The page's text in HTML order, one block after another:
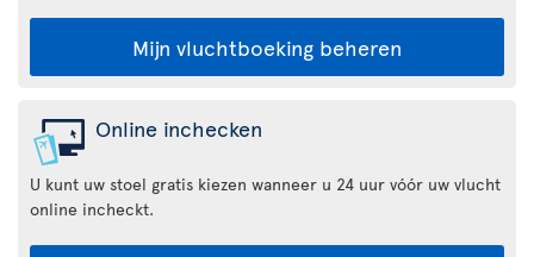
Mijn vluchtboeking beheren
Online inchecken
U kunt uw stoel gratis kiezen wanneer u 24 uur vóór uw vlucht
online incheckt.